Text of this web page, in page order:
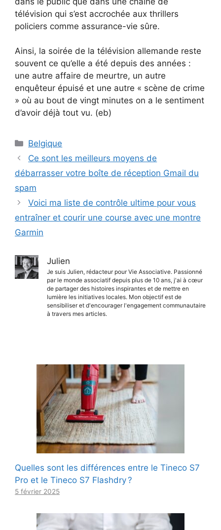
télévision qui s’est accrochée aux thrillers
policiers comme assurance-vie sûre.
Ainsi, la soirée de la télévision allemande reste
souvent ce qu’elle a été depuis des années :
une autre affaire de meurtre, un autre
enquêteur épuisé et une autre « scène de crime
» où au bout de vingt minutes on a le sentiment
d’avoir déjà tout vu. (eb)
Catégories
Belgique
Ce sont les meilleurs moyens de
débarrasser votre boîte de réception Gmail du
spam
Voici ma liste de contrôle ultime pour vous
entraîner et courir une course avec une montre
Garmin
Julien
Je suis Julien, rédacteur pour Vie Associative. Passionné
par le monde associatif depuis plus de 10 ans, j'ai à cœur
de partager des histoires inspirantes et de mettre en
lumière les initiatives locales. Mon objectif est de
sensibiliser et d'encourager l'engagement communautaire
à travers mes articles.
Quelles sont les différences entre le Tineco S7
Pro et le Tineco S7 Flashdry ?
5 février 2025